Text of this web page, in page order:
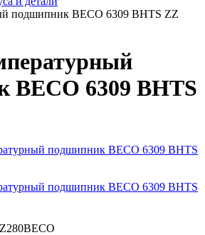
подшипник BECO 6309 BHTS ZZ
BECO 6309 BHTS